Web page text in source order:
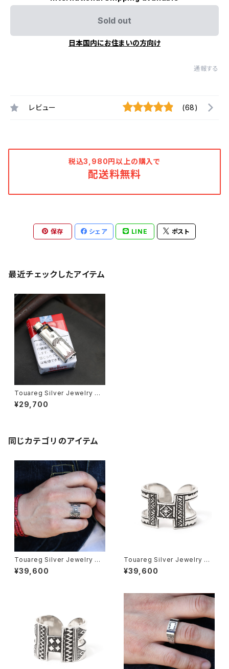
Sold out
日本国内にお住まいの方向け
通報する
レビュー (68)
税込3,980円以上の購入で
配送料無料
保存 シェア LINE ポスト
最近チェックしたアイテム
Touareg Silver Jewelry トゥ
アレグシルバージュエリー BIG
MINI LIGHTER CASE ライタ
¥29,700
同じカテゴリのアイテム
Touareg Silver Jewelry トゥ
アレグシルバージュエリー “H”
TYPE RING シルバーリング 21
¥39,600
Touareg Silver Jewelry トゥ
アレグシルバージュエリー “H”
TYPE RING シルバーリング 20
¥39,600